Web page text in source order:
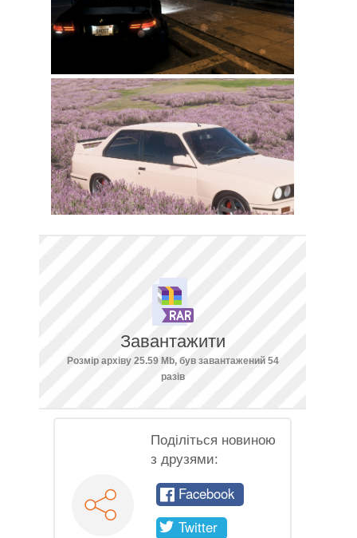
Завантажити
Розмір архіву 25.59 Mb, був завантажений 54
разів
Поділіться новиною
з друзями:
Facebook
Twitter